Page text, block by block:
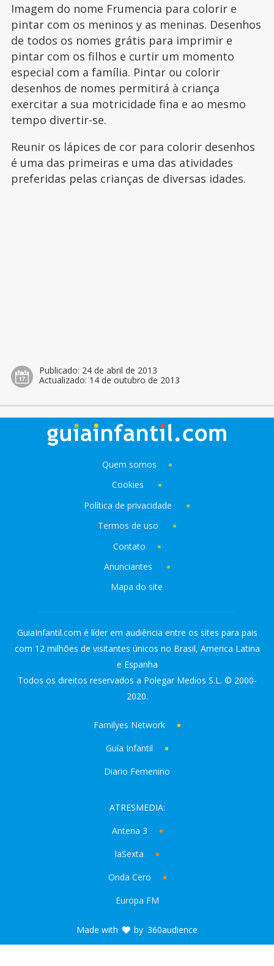
Imagem do nome Frumencia para colorir e
pintar com os meninos y as meninas. Desenhos
de todos os nomes grátis para imprimir e
pintar com os filhos e curtir um momento
especial com a família. Pintar ou colorir
desenhos de nomes permitirá à criança
exercitar a sua motricidade fina e ao mesmo
tempo divertir-se.
Reunir os lápices de cor para colorir desenhos
é uma das primeiras e uma das atividades
preferidas pelas crianças de diversas idades.
Publicado: 24 de abril de 2013
Actualizado: 14 de outubro de 2013
Quem somos
Cookies
Política de privacidade
Termos de uso
Contato
Anunciantes
Mapa do site
GuiaInfantil.com é líder em audiência entre os sites para pais
com 12 milhões de visitantes únicos no Brasil, America Latina
e Espanha
Todos os direitos reservados a Polegar Medios S.L. © 2000-
2020.
Familyes Network
Guía Infantil
Diario Femenino
ATRESMEDIA:
Antena 3
laSexta
Onda Cero
Europa FM
Made with by 360audience